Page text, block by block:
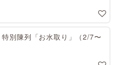
別陳列「お水取り」（2/7〜